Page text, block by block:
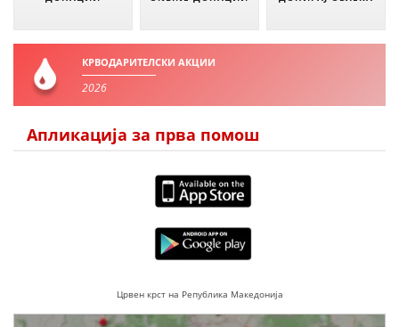
КРВОДАРИТЕЛСКИ АКЦИИ
2026
Апликација за прва помош
Црвен крст на Република Македонија